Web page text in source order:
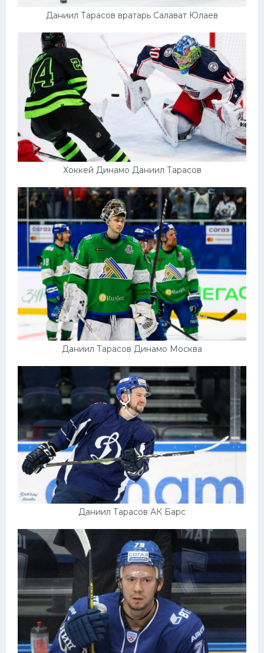
Даниил Тарасов вратарь Салават Юлаев
Хоккей Динамо Даниил Тарасов
Даниил Тарасов Динамо Москва
Даниил Тарасов АК Барс